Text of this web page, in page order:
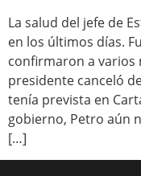
La salud del jefe de
en los últimos días.
confirmaron a varios
presidente canceló
tenía prevista en
gobierno, Petro aún
[…]